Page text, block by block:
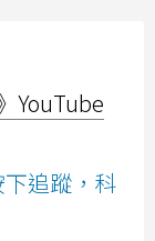
YouTube
追蹤，科